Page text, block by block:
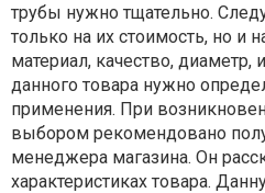
трубы нужно тщательно.
только на их стоимость, но и
материал, качество, диаметр,
данного товара нужно
применения. При
выбором рекомендовано
менеджера магазина. Он
характеристиках товара.